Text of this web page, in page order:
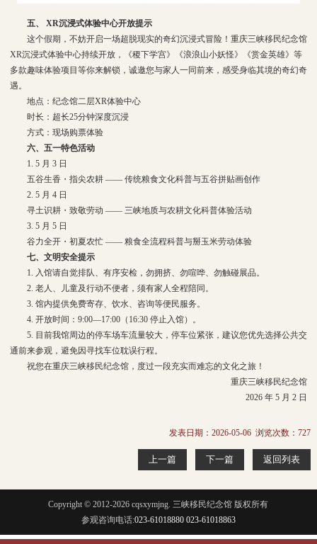
五、 XR沉浸式体验中心开放提示
这个假期，不妨开启一场超脱现实的奇幻沉浸式冒险！重庆三峡移民纪念馆
XR沉浸式体验中心持续开放，《稷下学宫》《浪浪山小妖怪》《赏金英雄》等
多款趣味体验项目等你来解锁，诚邀您与家人一同前来，感受身临其境的奇幻奇
遇。
地点：纪念馆二层XR体验中心
时长：超长25分钟深度沉浸
方式：现场购票体验
六、五一特色活动
1. 5 月 3 日
五谷生香・指尖农耕 —— 传统粮食文化科普与五谷拼贴画创作
2. 5 月 4 日
寻土识耕・致敬劳动 —— 三峡地质与农耕文化科普体验活动
3. 5 月 5 日
谷力全开・初夏农忙 —— 粮食全流程科普与掰玉米劳动体验
七、文明安全提示
1. 入馆请自觉排队、有序安检，勿拥挤、勿喧哗、勿触碰展品。
2. 老人、儿童及行动不便者，须有家人全程陪同。
3. 馆内提供免费寄存、饮水、咨询等便民服务。
4. 开放时间：9:00—17:00（16:30 停止入馆）。
5. 目前我馆周边的停车场车流量较大，停车位紧张，建议您优先选择公共交
通前来参观，避免因寻找车位耽误行程。
祝您在重庆三峡移民纪念馆，度过一段充实而难忘的文化之旅！
重庆三峡移民纪念馆
2026 年 5 月 2 日
发表日期：2026-05-06 浏览次数：727
上一篇 下一篇 返回列表
Copyright © 2012-2026 cqsxymjng. 三峡移民纪念馆 版权所有
参观咨询电话:023-61018880 023-61018863